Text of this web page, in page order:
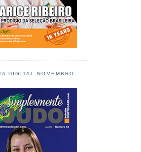
DIGITAL NOVEMBRO